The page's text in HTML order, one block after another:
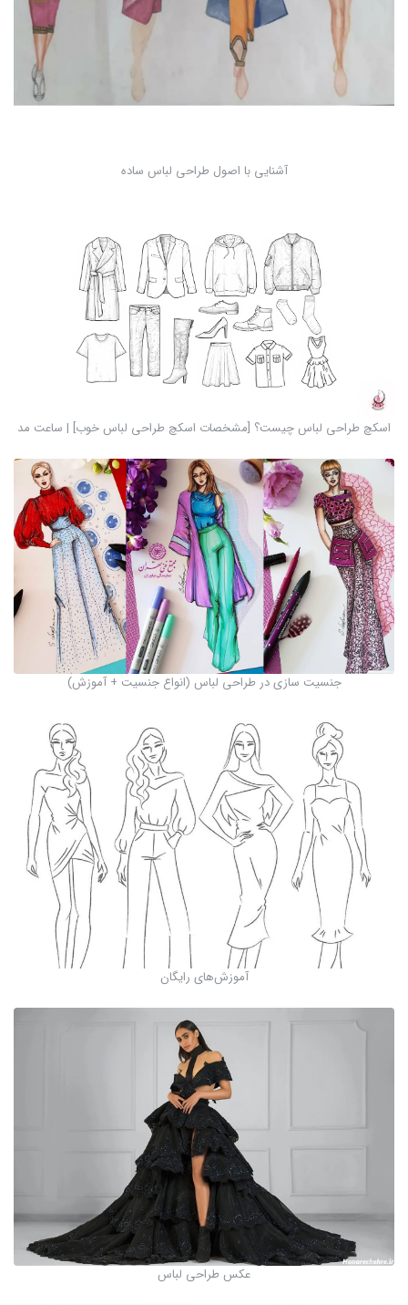
آشنایی با اصول طراحی لباس ساده
اسکچ طراحی لباس چیست؟ [مشخصات اسکچ طراحی لباس خوب] | ساعت مد
جنسیت سازی در طراحی لباس (انواع جنسیت + آموزش)
آموزش‌های رایگان
عکس طراحی لباس